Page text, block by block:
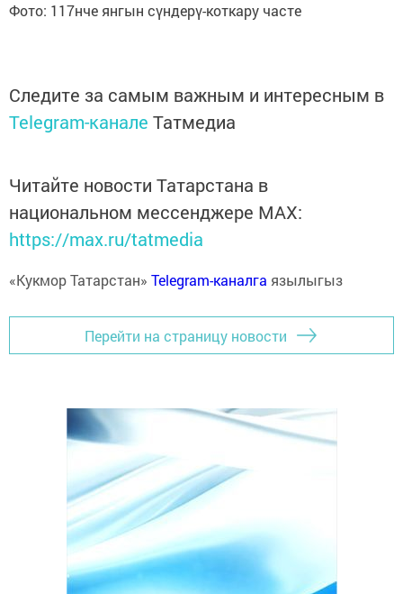
Фото: 117нче янгын сүндерү-коткару часте
Следите за самым важным и интересным в
Telegram-канале Татмедиа
Читайте новости Татарстана в
национальном мессенджере MАХ:
https://max.ru/tatmedia
«Кукмор Татарстан» Telegram-каналга язылыгыз
Перейти на страницу новости